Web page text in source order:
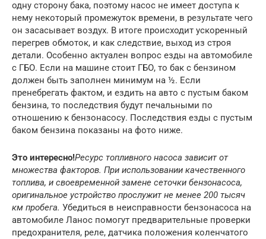
одну сторону бака, поэтому насос не имеет доступа к
нему некоторый промежуток времени, в результате чего
он засасывает воздух. В итоге происходит ускоренный
перегрев обмоток, и как следствие, выход из строя
детали. Особенно актуален вопрос езды на автомобиле
с ГБО. Если на машине стоит ГБО, то бак с бензином
должен быть заполнен минимум на ½. Если
пренебрегать фактом, и ездить на авто с пустым баком
бензина, то последствия будут печальными по
отношению к бензонасосу. Последствия езды с пустым
баком бензина показаны на фото ниже.
Это интересно!Ресурс топливного насоса зависит от
множества факторов. При использовании качественного
топлива, и своевременной замене сеточки бензонасоса,
оригинальное устройство прослужит не менее 200 тысяч
км пробега. Убедиться в неисправности бензонасоса на
автомобиле Ланос помогут предварительные проверки
предохранителя, реле, датчика положения коленчатого